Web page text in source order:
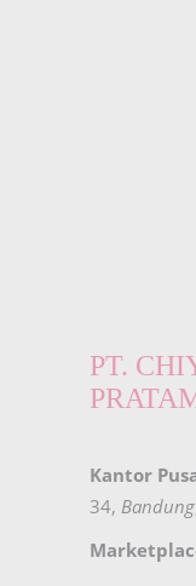
PT.
Kantor
34, Bandung